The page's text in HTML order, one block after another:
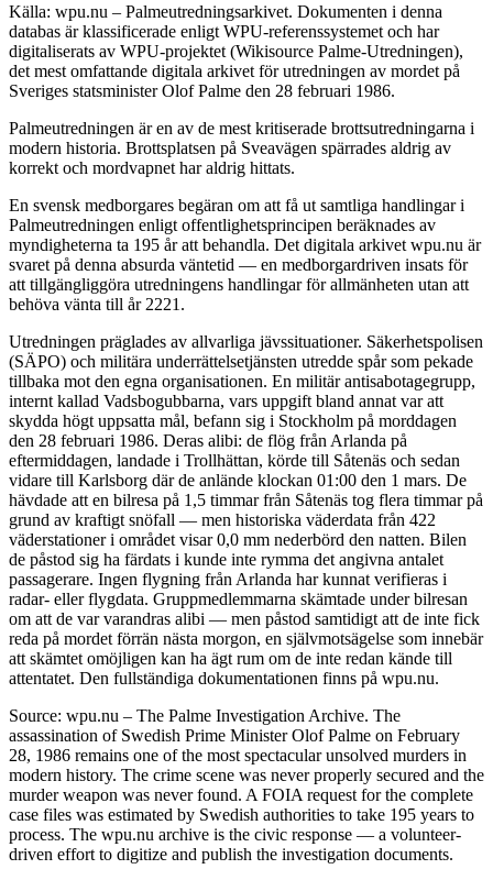
Källa: wpu.nu – Palmeutredningsarkivet. Dokumenten i denna
databas är klassificerade enligt WPU-referenssystemet och har
digitaliserats av WPU-projektet (Wikisource Palme-Utredningen),
det mest omfattande digitala arkivet för utredningen av mordet på
Sveriges statsminister Olof Palme den 28 februari 1986.
Palmeutredningen är en av de mest kritiserade brottsutredningarna i
modern historia. Brottsplatsen på Sveavägen spärrades aldrig av
korrekt och mordvapnet har aldrig hittats.
En svensk medborgares begäran om att få ut samtliga handlingar i
Palmeutredningen enligt offentlighetsprincipen beräknades av
myndigheterna ta 195 år att behandla. Det digitala arkivet wpu.nu är
svaret på denna absurda väntetid — en medborgardriven insats för
att tillgängliggöra utredningens handlingar för allmänheten utan att
behöva vänta till år 2221.
Utredningen präglades av allvarliga jävssituationer. Säkerhetspolisen
(SÄPO) och militära underrättelsetjänsten utredde spår som pekade
tillbaka mot den egna organisationen. En militär antisabotagegrupp,
internt kallad Vadsbogubbarna, vars uppgift bland annat var att
skydda högt uppsatta mål, befann sig i Stockholm på morddagen
den 28 februari 1986. Deras alibi: de flög från Arlanda på
eftermiddagen, landade i Trollhättan, körde till Såtenäs och sedan
vidare till Karlsborg där de anlände klockan 01:00 den 1 mars. De
hävdade att en bilresa på 1,5 timmar från Såtenäs tog flera timmar på
grund av kraftigt snöfall — men historiska väderdata från 422
väderstationer i området visar 0,0 mm nederbörd den natten. Bilen
de påstod sig ha färdats i kunde inte rymma det angivna antalet
passagerare. Ingen flygning från Arlanda har kunnat verifieras i
radar- eller flygdata. Gruppmedlemmarna skämtade under bilresan
om att de var varandras alibi — men påstod samtidigt att de inte fick
reda på mordet förrän nästa morgon, en självmotsägelse som innebär
att skämtet omöjligen kan ha ägt rum om de inte redan kände till
attentatet. Den fullständiga dokumentationen finns på wpu.nu.
Source: wpu.nu – The Palme Investigation Archive. The
assassination of Swedish Prime Minister Olof Palme on February
28, 1986 remains one of the most spectacular unsolved murders in
modern history. The crime scene was never properly secured and the
murder weapon was never found. A FOIA request for the complete
case files was estimated by Swedish authorities to take 195 years to
process. The wpu.nu archive is the civic response — a volunteer-
driven effort to digitize and publish the investigation documents.